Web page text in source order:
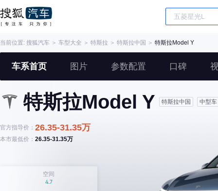
当前位置: 搜狐汽车 ＞ 车型大全 ＞ 特斯拉 ＞ 特斯拉中国 ＞ 特斯拉Model Y
车系首页 图片 参数配置 口碑
特斯拉Model Y 特斯拉中国 中型车
官方指导价： 26.35-31.35万
本市最低价： 26.35-31.35万